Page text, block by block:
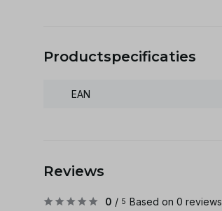
Productspecificaties
EAN
Reviews
0 / 5 Based on 0 reviews